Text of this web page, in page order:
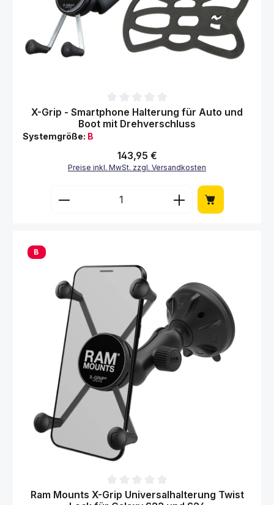
Durchschnittliche Bewertung von 0 von 5 Sternen
X-Grip - Smartphone Halterung für Auto und
Boot mit Drehverschluss
Systemgröße: B
Regulärer Preis:
143,95 €
Preise inkl. MwSt. zzgl. Versandkosten
Produkt Anzahl: Gib den gewünschten
B
Durchschnittliche Bewertung von 0 von 5 Sternen
Ram Mounts X-Grip Universalhalterung Twist